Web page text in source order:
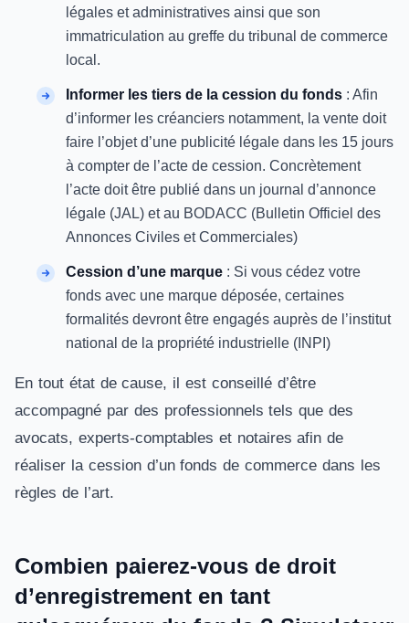
légales et administratives ainsi que son
immatriculation au greffe du tribunal de commerce
local.
Informer les tiers de la cession du fonds : Afin
d’informer les créanciers notamment, la vente doit
faire l’objet d’une publicité légale dans les 15 jours
à compter de l’acte de cession. Concrètement
l’acte doit être publié dans un journal d’annonce
légale (JAL) et au BODACC (Bulletin Officiel des
Annonces Civiles et Commerciales)
Cession d’une marque : Si vous cédez votre
fonds avec une marque déposée, certaines
formalités devront être engagés auprès de l’institut
national de la propriété industrielle (INPI)
En tout état de cause, il est conseillé d’être
accompagné par des professionnels tels que des
avocats, experts-comptables et notaires afin de
réaliser la cession d’un fonds de commerce dans les
règles de l’art.
Combien paierez-vous de droit
d’enregistrement en tant